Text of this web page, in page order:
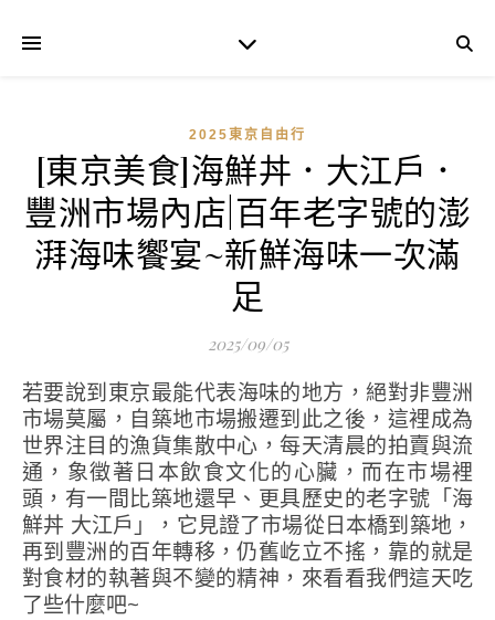
2025東京自由行
[東京美食]海鮮丼．大江戶．
豐洲市場內店|百年老字號的澎
湃海味饗宴~新鮮海味一次滿
足
2025/09/05
若要說到東京最能代表海味的地方，絕對非豐洲
市場莫屬，自築地市場搬遷到此之後，這裡成為
世界注目的漁貨集散中心，每天清晨的拍賣與流
通，象徵著日本飲食文化的心臟，而在市場裡
頭，有一間比築地還早、更具歷史的老字號「海
鮮丼 大江戶」，它見證了市場從日本橋到築地，
再到豐洲的百年轉移，仍舊屹立不搖，靠的就是
對食材的執著與不變的精神，來看看我們這天吃
了些什麼吧~